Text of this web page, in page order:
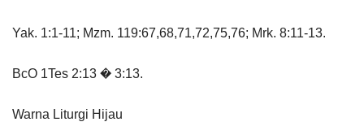
Yak. 1:1-11; Mzm. 119:67,68,71,72,75,76; Mrk. 8:11-13.
BcO 1Tes 2:13 � 3:13.
Warna Liturgi Hijau